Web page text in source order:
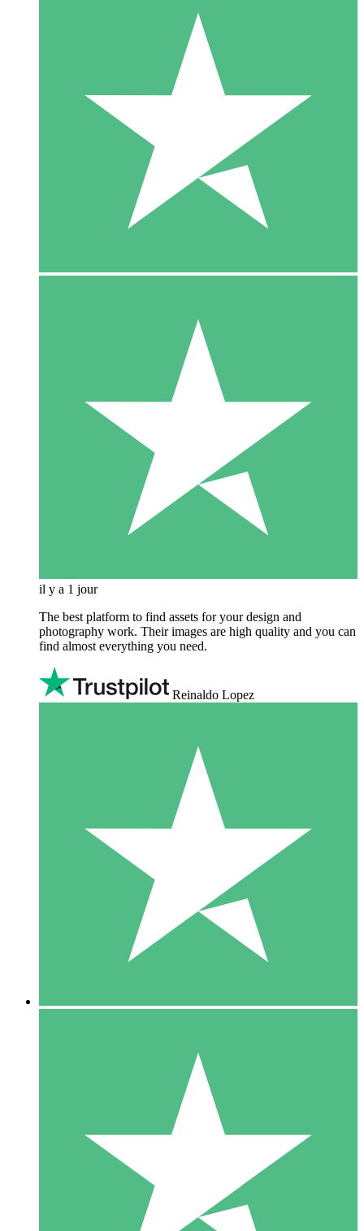
il y a 1 jour
The best platform to find assets for your design and
photography work. Their images are high quality and you can
find almost everything you need.
Reinaldo Lopez